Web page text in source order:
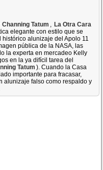
Channing Tatum , La Otra Cara
elegante con estilo que se
alunizaje del Apolo 11
pública de la NASA, las
la experta en mercadeo Kelly
en la ya difícil tarea del
Tatum ). Cuando la Casa
importante para fracasar,
alunizaje falso como respaldo y